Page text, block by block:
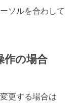
ソルを合わして
作の場合
更する場合は